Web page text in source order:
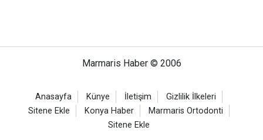
Marmaris Haber © 2006
Anasayfa Künye İletişim
Gizlilik İlkeleri
Sitene Ekle
Konya Haber
Marmaris Ortodonti
Sitene Ekle